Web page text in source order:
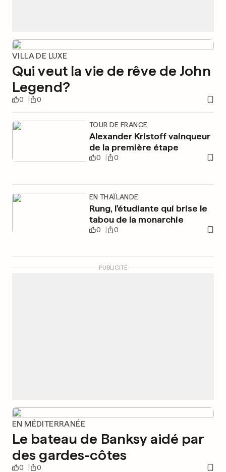
VILLA DE LUXE
Qui veut la vie de rêve de John
Legend?
0 0
TOUR DE FRANCE
Alexander Kristoff vainqueur
de la première étape
0 0
EN THAÏLANDE
Rung, l'étudiante qui brise le
tabou de la monarchie
0 0
PUBLICITÉ
EN MÉDITERRANÉE
Le bateau de Banksy aidé par
des gardes-côtes
0 0